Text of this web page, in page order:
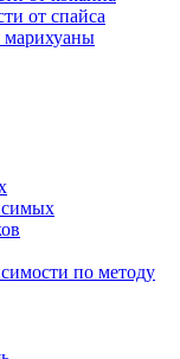
от спайса
марихуаны
по методу